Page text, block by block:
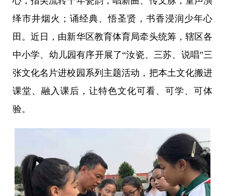
绎市井烟火；诵经典、悟圣贤，书香浸润少年心
田。近日，由新华区教育体育局牵头统筹，辖区各
中小学、幼儿园有序开展了“汝瓷、三苏、说唱”三
张文化名片进校园系列主题活动，把本土文化搬进
课堂、融入课后，让特色文化可看、可学、可体
验。